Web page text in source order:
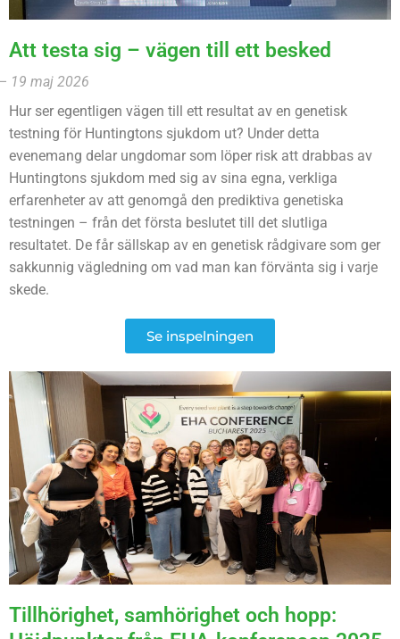
Att testa sig – vägen till ett besked
19 maj 2026
Hur ser egentligen vägen till ett resultat av en genetisk
testning för Huntingtons sjukdom ut? Under detta
evenemang delar ungdomar som löper risk att drabbas av
Huntingtons sjukdom med sig av sina egna, verkliga
erfarenheter av att genomgå den prediktiva genetiska
testningen – från det första beslutet till det slutliga
resultatet. De får sällskap av en genetisk rådgivare som ger
sakkunnig vägledning om vad man kan förvänta sig i varje
skede.
Se inspelningen
Tillhörighet, samhörighet och hopp: